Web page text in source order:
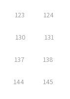
123 124
130 131
137 138
144 145